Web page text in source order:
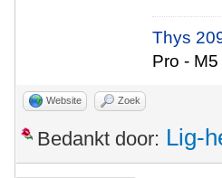
Thys
Pro -
Website Zoek
Bedankt door: Lig-